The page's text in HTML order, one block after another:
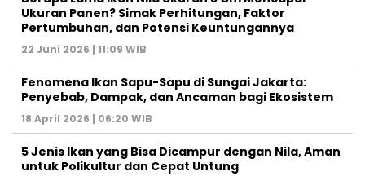
Ukuran Panen? Simak Perhitungan, Faktor
Pertumbuhan, dan Potensi Keuntungannya
22 Juni 2026 | 11:09 WIB
Fenomena Ikan Sapu-Sapu di Sungai Jakarta:
Penyebab, Dampak, dan Ancaman bagi Ekosistem
18 April 2026 | 06:20 WIB
5 Jenis Ikan yang Bisa Dicampur dengan Nila, Aman
untuk Polikultur dan Cepat Untung